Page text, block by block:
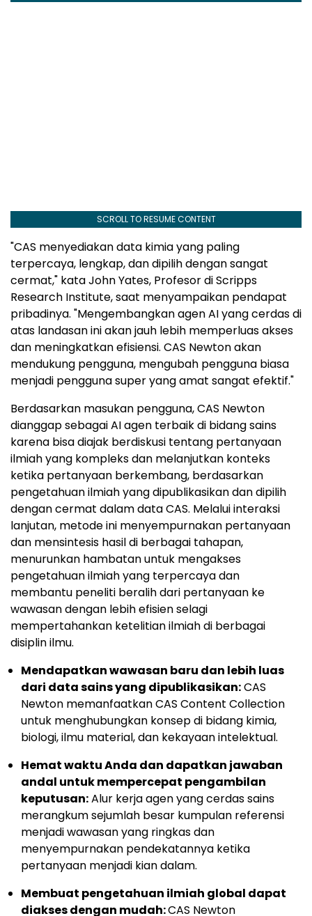
SCROLL TO RESUME CONTENT
"CAS menyediakan data kimia yang paling
terpercaya, lengkap, dan dipilih dengan sangat
cermat," kata John Yates, Profesor di Scripps
Research Institute, saat menyampaikan pendapat
pribadinya. "Mengembangkan agen AI yang cerdas di
atas landasan ini akan jauh lebih memperluas akses
dan meningkatkan efisiensi. CAS Newton akan
mendukung pengguna, mengubah pengguna biasa
menjadi pengguna super yang amat sangat efektif."
Berdasarkan masukan pengguna, CAS Newton
dianggap sebagai AI agen terbaik di bidang sains
karena bisa diajak berdiskusi tentang pertanyaan
ilmiah yang kompleks dan melanjutkan konteks
ketika pertanyaan berkembang, berdasarkan
pengetahuan ilmiah yang dipublikasikan dan dipilih
dengan cermat dalam data CAS. Melalui interaksi
lanjutan, metode ini menyempurnakan pertanyaan
dan mensintesis hasil di berbagai tahapan,
menurunkan hambatan untuk mengakses
pengetahuan ilmiah yang terpercaya dan
membantu peneliti beralih dari pertanyaan ke
wawasan dengan lebih efisien selagi
mempertahankan ketelitian ilmiah di berbagai
disiplin ilmu.
Mendapatkan wawasan baru dan lebih luas
dari data sains yang dipublikasikan:CAS
Newton memanfaatkan CAS Content Collection
untuk menghubungkan konsep di bidang kimia,
biologi, ilmu material, dan kekayaan intelektual.
Hemat waktu Anda dan dapatkan jawaban
andal untuk mempercepat pengambilan
keputusan:Alur kerja agen yang cerdas sains
merangkum sejumlah besar kumpulan referensi
menjadi wawasan yang ringkas dan
menyempurnakan pendekatannya ketika
pertanyaan menjadi kian dalam.
Membuat pengetahuan ilmiah global dapat
diakses dengan mudah:CAS Newton